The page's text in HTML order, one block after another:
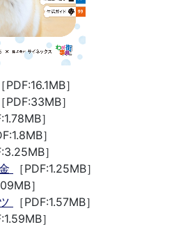
［PDF:16.1MB］
［PDF:33MB］
］
］
］
［PDF:1.25MB］
］
［PDF:1.57MB］
］